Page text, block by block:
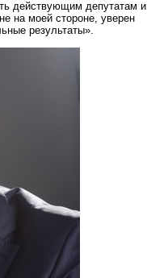
действующим депутатам и
на моей стороне, уверен
результаты».